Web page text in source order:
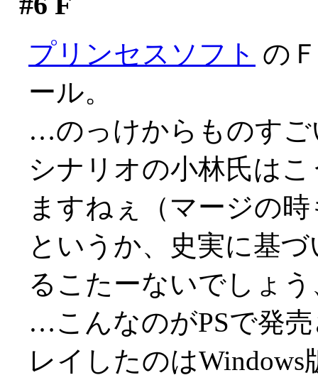
プリンセスソフト の
ール。
…のっけからものすご
シナリオの小林氏は
ますねぇ（マージの
というか、史実に基
るこたーないでしょ
…こんなのがPSで発
レイしたのはWindows